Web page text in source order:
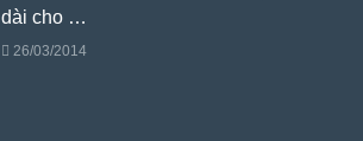
dài cho …
26/03/2014